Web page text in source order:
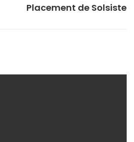
Placement de Solsiste